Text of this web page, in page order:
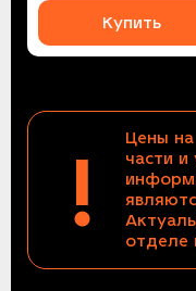
Купить
!
Цены
части и
отделе